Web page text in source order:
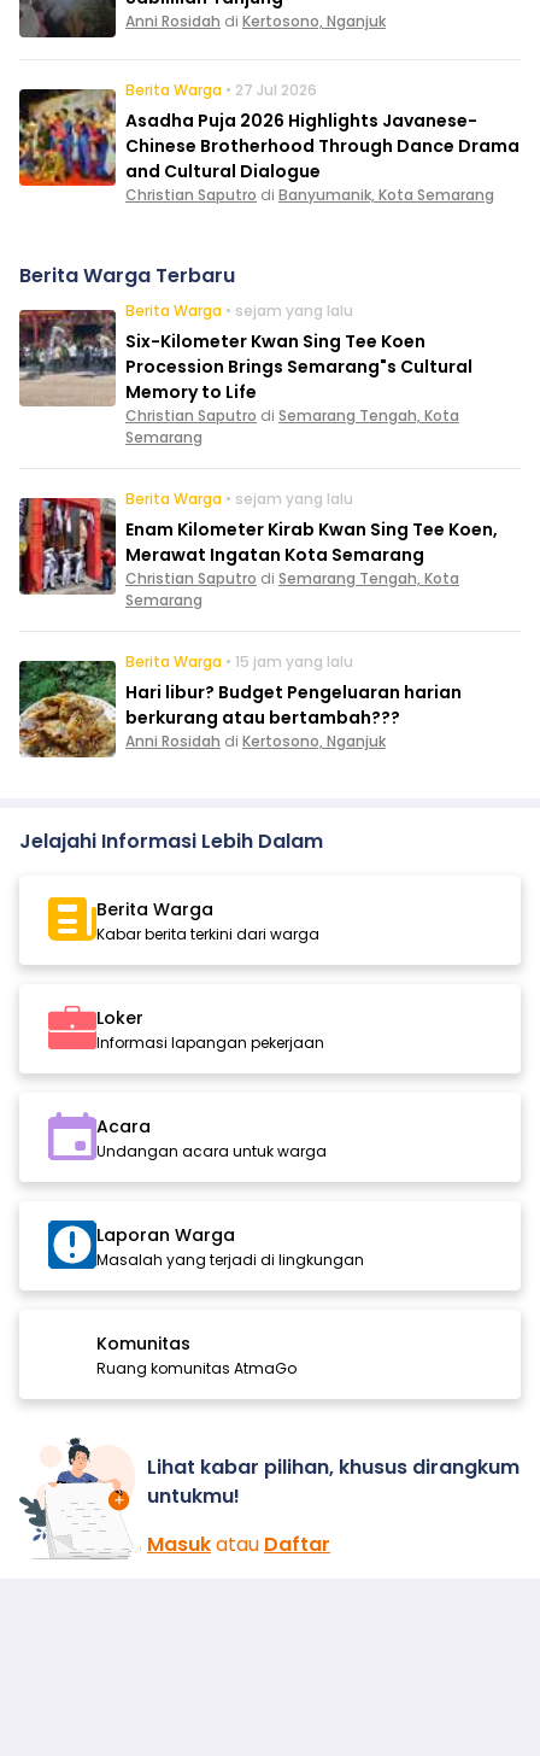
Anni Rosidah di Kertosono, Nganjuk
Berita Warga • 27 Jul 2026
Asadha Puja 2026 Highlights Javanese-
Chinese Brotherhood Through Dance Drama
and Cultural Dialogue
Christian Saputro di Banyumanik, Kota Semarang
Berita Warga Terbaru
Berita Warga • sejam yang lalu
Six-Kilometer Kwan Sing Tee Koen
Procession Brings Semarang"s Cultural
Memory to Life
Christian Saputro di Semarang Tengah, Kota
Semarang
Berita Warga • sejam yang lalu
Enam Kilometer Kirab Kwan Sing Tee Koen,
Merawat Ingatan Kota Semarang
Christian Saputro di Semarang Tengah, Kota
Semarang
Berita Warga • 15 jam yang lalu
Hari libur? Budget Pengeluaran harian
berkurang atau bertambah???
Anni Rosidah di Kertosono, Nganjuk
Jelajahi Informasi Lebih Dalam
Berita Warga
Kabar berita terkini dari warga
Loker
Informasi lapangan pekerjaan
Acara
Undangan acara untuk warga
Laporan Warga
Masalah yang terjadi di lingkungan
Komunitas
Ruang komunitas AtmaGo
Lihat kabar pilihan, khusus dirangkum
untukmu!
Masukatau Daftar